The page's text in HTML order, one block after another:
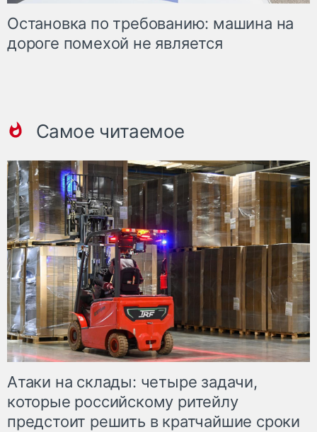
Остановка по требованию: машина на
дороге помехой не является
Самое читаемое
Атаки на склады: четыре задачи,
которые российскому ритейлу
предстоит решить в кратчайшие сроки